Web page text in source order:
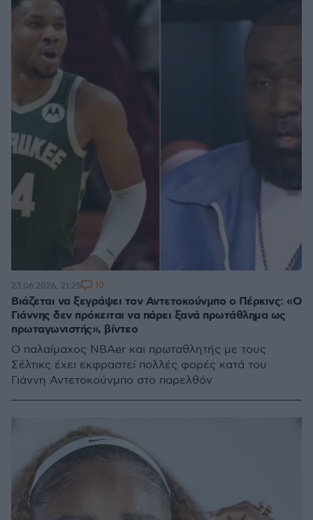
Βιάζεται να ξεγράψει τον Αντετοκούνμπο ο Πέρκινς: «Ο
Γιάννης δεν πρόκειται να πάρει ξανά πρωτάθλημα ως
πρωταγωνιστής», βίντεο
Ο παλαίμαχος NBAer και πρωταθλητής με τους
Σέλτικς έχει εκφραστεί πολλές φορές κατά του
Γιάννη Αντετοκούνμπο στο παρελθόν
23.06.2026, 21:25 10